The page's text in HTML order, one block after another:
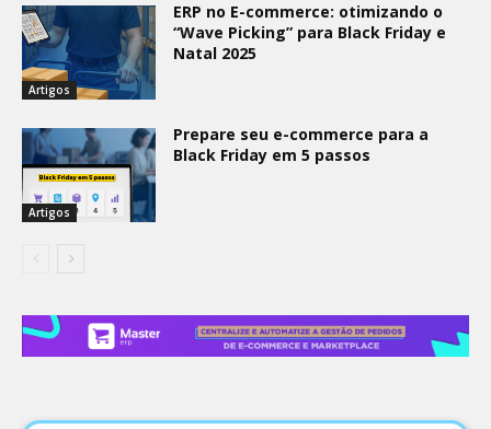
Artigos
ERP no E-commerce: otimizando o
“Wave Picking” para Black Friday e
Natal 2025
Artigos
Prepare seu e-commerce para a
Black Friday em 5 passos